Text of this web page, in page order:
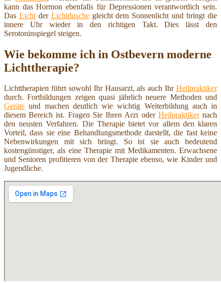
kann das Hormon ebenfalls für Depressionen verantwortlich sein.
Das Lichtder Lichtduschegleicht dem Sonnenlicht und bringt die
innere Uhr wieder in den richtigen Takt. Dies lässt den
Serotoninspiegel steigen.
Wie bekomme ich in Ostbevern moderne
Lichttherapie?
Lichttherapien führt sowohl Ihr Hausarzt, als auch Ihr Heilpraktiker
durch. Fortbildungen zeigen quasi jährlich neuere Methoden und
Geräte und machen deutlich wie wichtig Weiterbildung auch in
diesem Bereich ist. Fragen Sie Ihren Arzt oder Heilpraktikernach
den neusten Verfahren. Die Therapie bietet vor allem den klaren
Vorteil, dass sie eine Behandlungsmethode darstellt, die fast keine
Nebenwirkungen mit sich bringt. So ist sie auch bedeutend
kostengünstiger, als eine Therapie mit Medikamenten. Erwachsene
und Senioren profitieren von der Therapie ebenso, wie Kinder und
Jugendliche.